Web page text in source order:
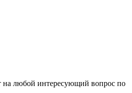
любой интересующий вопрос по